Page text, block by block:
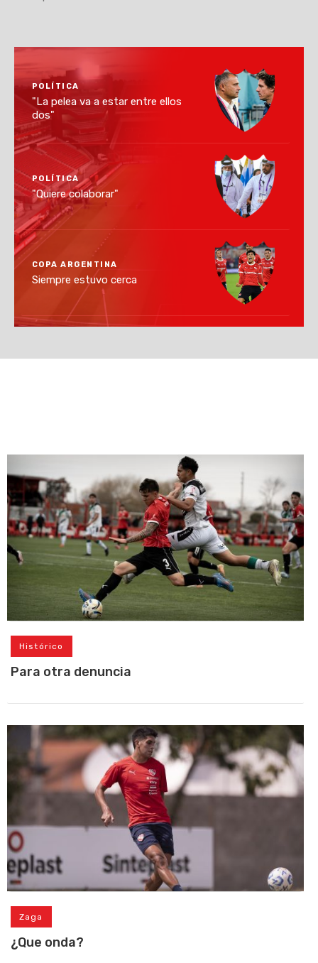
POLÍTICA
"La pelea va a estar entre ellos
dos"
POLÍTICA
"Quiere colaborar"
COPA ARGENTINA
Siempre estuvo cerca
Histórico
Para otra denuncia
Zaga
¿Que onda?